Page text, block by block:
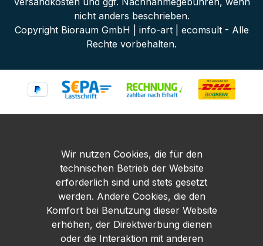
nicht anders beschrieben.
Copyright Bioraum GmbH | info-art | ecomsult - Alle
Rechte vorbehalten.
Wir nutzen Cookies, die für den
technischen Betrieb der Website
erforderlich sind und stets gesetzt
werden. Andere Cookies, die den
Komfort bei Benutzung dieser Website
erhöhen, der Direktwerbung dienen
oder die Interaktion mit anderen